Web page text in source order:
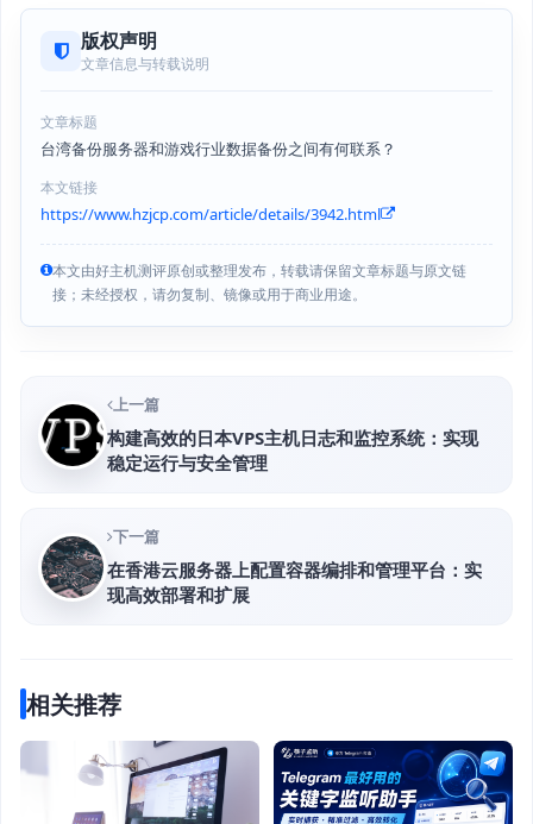
版权声明
文章信息与转载说明
文章标题
台湾备份服务器和游戏行业数据备份之间有何联系？
本文链接
https://www.hzjcp.com/article/details/3942.html
本文由好主机测评原创或整理发布，转载请保留文章标题与原文链
接；未经授权，请勿复制、镜像或用于商业用途。
上一篇
构建高效的日本VPS主机日志和监控系统：实现
稳定运行与安全管理
下一篇
在香港云服务器上配置容器编排和管理平台：实
现高效部署和扩展
相关推荐